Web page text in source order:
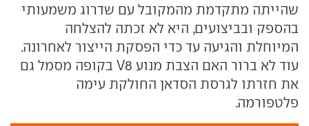
שהייתה מתקדמת מהמקובל עם שדרוג משמעותי
בהספק ובביצועים, היא לא זכתה להצלחה
המיוחלת והגיעה עד כדי הפסקת הייצור לאחרונה.
עוד לא ברור האם הצבת מנוע V8 בקופה מסמל גם
את חזרתו לגרסת הסדאן החולקת עימה
פלטפורמה.